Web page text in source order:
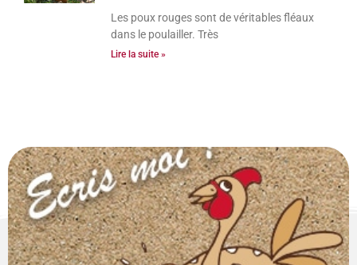
Les poux rouges sont de véritables fléaux
dans le poulailler. Très
Lire la suite »